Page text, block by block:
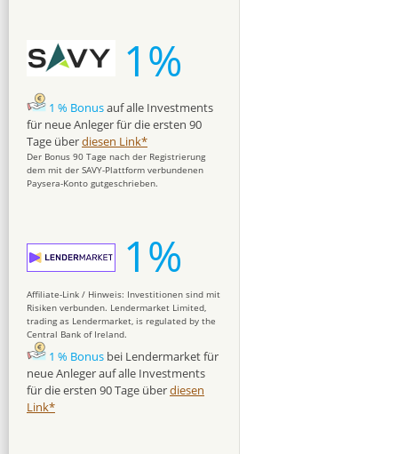
1%
1 % Bonusauf alle Investments
für neue Anleger für die ersten 90
Tage überdiesen Link*
Der Bonus 90 Tage nach der Registrierung
dem mit der SAVY-Plattform verbundenen
Paysera-Konto gutgeschrieben.
1%
Affiliate-Link / Hinweis: Investitionen sind mit
Risiken verbunden. Lendermarket Limited,
trading as Lendermarket, is regulated by the
Central Bank of Ireland.
1 % Bonus bei Lendermarket für
neue Anleger auf alle Investments
für die ersten 90 Tage überdiesen
Link*